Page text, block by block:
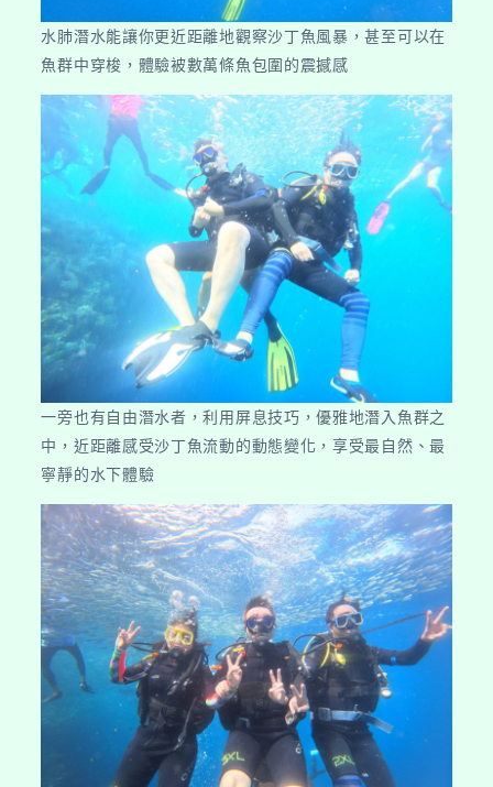
水肺潛水能讓你更近距離地觀察沙丁魚風暴，甚至可以在
魚群中穿梭，體驗被數萬條魚包圍的震撼感
一旁也有自由潛水者，利用屏息技巧，優雅地潛入魚群之
中，近距離感受沙丁魚流動的動態變化，享受最自然、最
寧靜的水下體驗